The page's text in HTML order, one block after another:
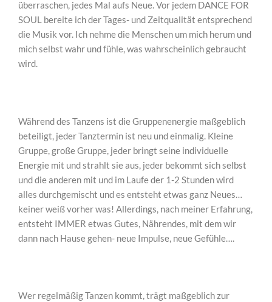
überraschen, jedes Mal aufs Neue. Vor jedem DANCE FOR
SOUL bereite ich der Tages- und Zeitqualität entsprechend
die Musik vor. Ich nehme die Menschen um mich herum und
mich selbst wahr und fühle, was wahrscheinlich gebraucht
wird.
Während des Tanzens ist die Gruppenenergie maßgeblich
beteiligt, jeder Tanztermin ist neu und einmalig. Kleine
Gruppe, große Gruppe, jeder bringt seine individuelle
Energie mit und strahlt sie aus, jeder bekommt sich selbst
und die anderen mit und im Laufe der 1-2 Stunden wird
alles durchgemischt und es entsteht etwas ganz Neues…
keiner weiß vorher was! Allerdings, nach meiner Erfahrung,
entsteht IMMER etwas Gutes, Nährendes, mit dem wir
dann nach Hause gehen- neue Impulse, neue Gefühle….
Wer regelmäßig Tanzen kommt, trägt maßgeblich zur